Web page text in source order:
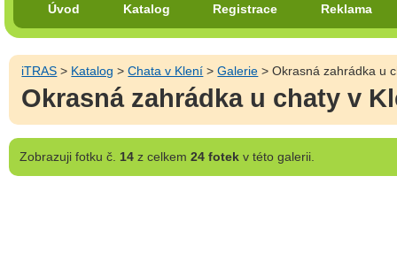
Úvod Katalog Registrace Reklama
iTRAS > Katalog >Chata v Klení >Galerie > Okrasná zahrádka u
Okrasná zahrádka u chaty v
Zobrazujifotku č. 14z celkem 24 fotekv této galerii.